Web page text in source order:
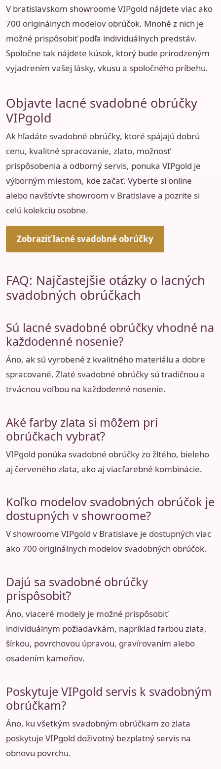
V bratislavskom showroome VIPgold nájdete viac ako
700 originálnych modelov obrúčok. Mnohé z nich je
možné prispôsobiť podľa individuálnych predstáv.
Spoločne tak nájdete kúsok, ktorý bude prirodzeným
vyjadrením vašej lásky, vkusu a spoločného príbehu.
Objavte lacné svadobné obrúčky
VIPgold
Ak hľadáte svadobné obrúčky, ktoré spájajú dobrú
cenu, kvalitné spracovanie, zlato, možnosť
prispôsobenia a odborný servis, ponuka VIPgold je
výborným miestom, kde začať. Vyberte si online
alebo navštívte showroom v Bratislave a pozrite si
celú kolekciu osobne.
Zobraziť lacné svadobné obrúčky
FAQ: Najčastejšie otázky o lacných
svadobných obrúčkach
Sú lacné svadobné obrúčky vhodné na
každodenné nosenie?
Áno, ak sú vyrobené z kvalitného materiálu a dobre
spracované. Zlaté svadobné obrúčky sú tradičnou a
trvácnou voľbou na každodenné nosenie.
Aké farby zlata si môžem pri
obrúčkach vybrať?
VIPgold ponúka svadobné obrúčky zo žltého, bieleho
aj červeného zlata, ako aj viacfarebné kombinácie.
Koľko modelov svadobných obrúčok je
dostupných v showroome?
V showroome VIPgold v Bratislave je dostupných viac
ako 700 originálnych modelov svadobných obrúčok.
Dajú sa svadobné obrúčky
prispôsobiť?
Áno, viaceré modely je možné prispôsobiť
individuálnym požiadavkám, napríklad farbou zlata,
šírkou, povrchovou úpravou, gravírovaním alebo
osadením kameňov.
Poskytuje VIPgold servis k svadobným
obrúčkam?
Áno, ku všetkým svadobným obrúčkam zo zlata
poskytuje VIPgold doživotný bezplatný servis na
obnovu povrchu.